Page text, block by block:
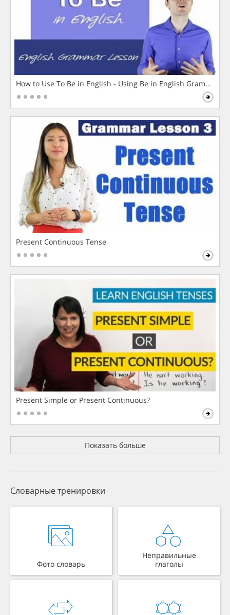
How to Use To Be in English - Using Be in English Grammar
Present Continuous Tense
Present Simple or Present Continuous?
Показать больше
Словарные тренировки
Фото словарь
Неправильные
глаголы